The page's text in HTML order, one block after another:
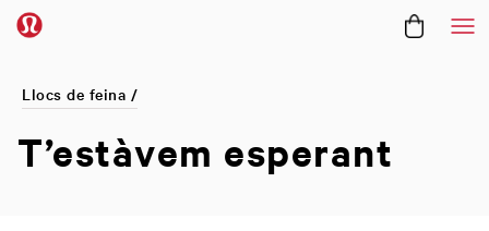
Llocs de feina /
T’estàvem esperant